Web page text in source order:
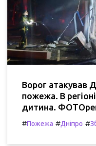
Ворог атакував
пожежа. В
дитина.
#Пожежа #Дніпро #